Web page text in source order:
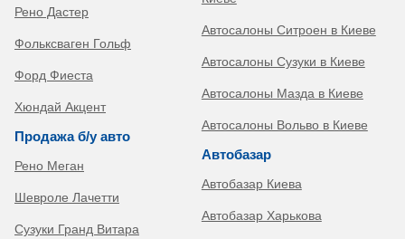
Рено Дастер
Фольксваген Гольф
Форд Фиеста
Хюндай Акцент
Продажа б/у авто
Рено Меган
Шевроле Лачетти
Сузуки Гранд Витара
Автосалоны Ситроен в Киеве
Автосалоны Сузуки в Киеве
Автосалоны Мазда в Киеве
Автосалоны Вольво в Киеве
Автобазар
Автобазар Киева
Автобазар Харькова